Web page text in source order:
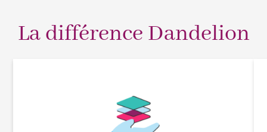
La différence Dandelion